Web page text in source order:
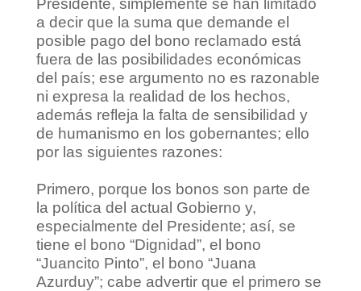
Presidente, simplemente se han limitado
a decir que la suma que demande el
posible pago del bono reclamado está
fuera de las posibilidades económicas
del país; ese argumento no es razonable
ni expresa la realidad de los hechos,
además refleja la falta de sensibilidad y
de humanismo en los gobernantes; ello
por las siguientes razones:
Primero, porque los bonos son parte de
la política del actual Gobierno y,
especialmente del Presidente; así, se
tiene el bono “Dignidad”, el bono
“Juancito Pinto”, el bono “Juana
Azurduy”; cabe advertir que el primero se